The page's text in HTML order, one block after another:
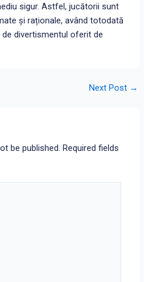
sigur. Astfel, jucătorii sunt
și raționale, având totodată
divertismentul oferit de
Next Post →
be published. Required fields